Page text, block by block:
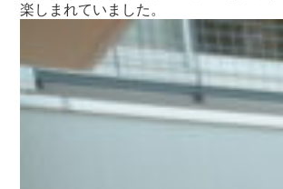
楽しまれていました。